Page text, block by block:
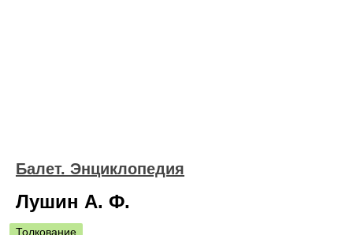
Балет. Энциклопедия
Лушин А. Ф.
Толкование